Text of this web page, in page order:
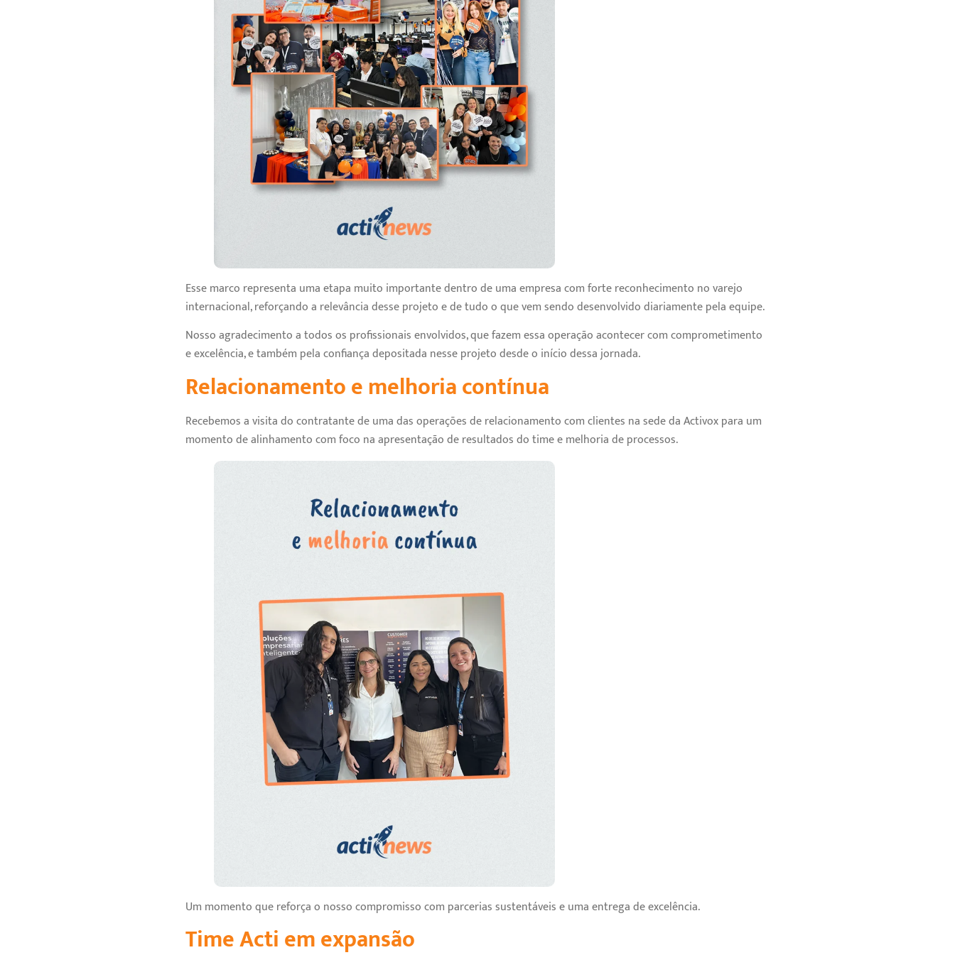
Esse marco representa uma etapa muito importante dentro de uma empresa com forte reconhecimento no varejo
internacional, reforçando a relevância desse projeto e de tudo o que vem sendo desenvolvido diariamente pela equipe.
Nosso agradecimento a todos os profissionais envolvidos, que fazem essa operação acontecer com comprometimento
e excelência, e também pela confiança depositada nesse projeto desde o início dessa jornada.
Relacionamento e melhoria contínua
Recebemos a visita do contratante de uma das operações de relacionamento com clientes na sede da Activox para um
momento de alinhamento com foco na apresentação de resultados do time e melhoria de processos.
Um momento que reforça o nosso compromisso com parcerias sustentáveis e uma entrega de excelência.
Time Acti em expansão